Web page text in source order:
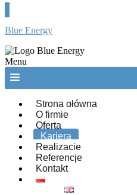
Blue Energy
Menu
Strona główna
O firmie
Oferta
Kariera
Realizacje
Referencje
Kontakt